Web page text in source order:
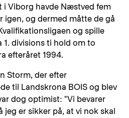
i Viborg havde Næstved fem
igen, og dermed måtte de gå
og spille
1. divisions ti hold om to
efteråret 1994.
Storm, der efter
til Landskrona BOIS og blev
dog optimist: "Vi bevarer
jeg er sikker på, at vi nok skal